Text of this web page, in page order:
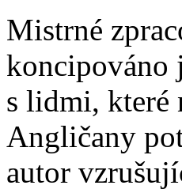
Mistrné
koncipováno
s lidmi, které
Angličany
autor